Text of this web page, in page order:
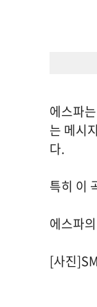
에스파
는 메시
다.
특히 이
에스파
[사진